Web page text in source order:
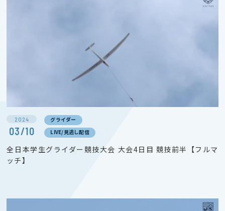
2024
03/10
グライダー
LIVE/見逃し配信
全日本学生グライダー競技大会 大会4日目 競技前半【フルマ
ッチ】